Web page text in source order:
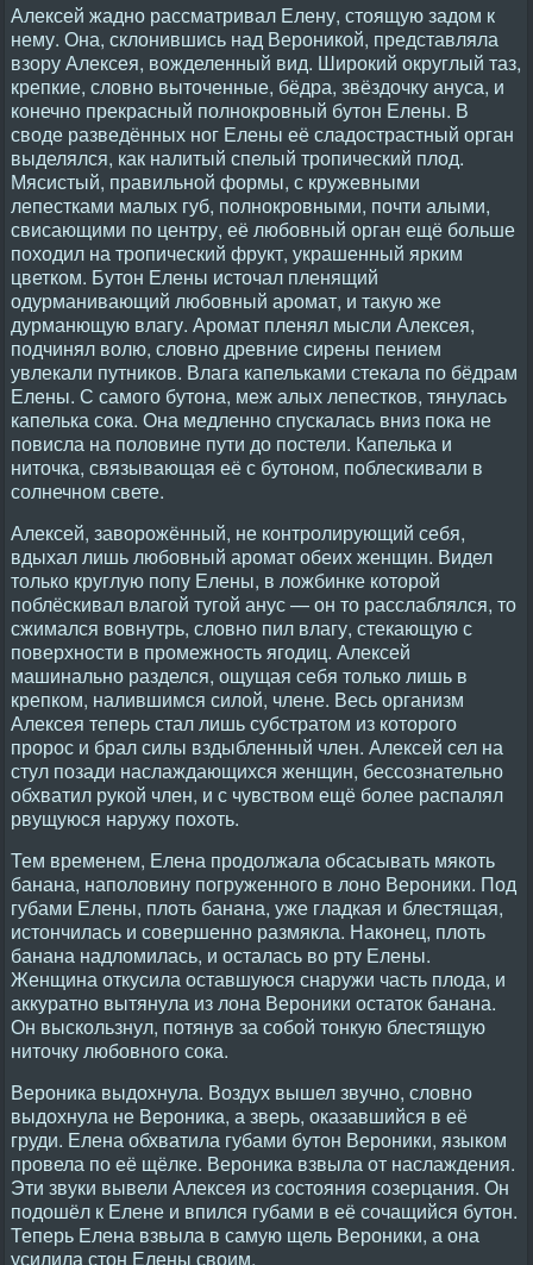
Алексей жадно рассматривал Елену, стоящую задом к
нему. Она, склонившись над Вероникой, представляла
взору Алексея, вожделенный вид. Широкий округлый таз,
крепкие, словно выточенные, бёдра, звёздочку ануса, и
конечно прекрасный полнокровный бутон Елены. В
своде разведённых ног Елены её сладострастный орган
выделялся, как налитый спелый тропический плод.
Мясистый, правильной формы, с кружевными
лепестками малых губ, полнокровными, почти алыми,
свисающими по центру, её любовный орган ещё больше
походил на тропический фрукт, украшенный ярким
цветком. Бутон Елены источал пленящий
одурманивающий любовный аромат, и такую же
дурманющую влагу. Аромат пленял мысли Алексея,
подчинял волю, словно древние сирены пением
увлекали путников. Влага капельками стекала по бёдрам
Елены. С самого бутона, меж алых лепестков, тянулась
капелька сока. Она медленно спускалась вниз пока не
повисла на половине пути до постели. Капелька и
ниточка, связывающая её с бутоном, поблескивали в
солнечном свете.
Алексей, заворожённый, не контролирующий себя,
вдыхал лишь любовный аромат обеих женщин. Видел
только круглую попу Елены, в ложбинке которой
поблёскивал влагой тугой анус — он то расслаблялся, то
сжимался вовнутрь, словно пил влагу, стекающую с
поверхности в промежность ягодиц. Алексей
машинально разделся, ощущая себя только лишь в
крепком, налившимся силой, члене. Весь организм
Алексея теперь стал лишь субстратом из которого
пророс и брал силы вздыбленный член. Алексей сел на
стул позади наслаждающихся женщин, бессознательно
обхватил рукой член, и с чувством ещё более распалял
рвущуюся наружу похоть.
Тем временем, Елена продолжала обсасывать мякоть
банана, наполовину погруженного в лоно Вероники. Под
губами Елены, плоть банана, уже гладкая и блестящая,
истончилась и совершенно размякла. Наконец, плоть
банана надломилась, и осталась во рту Елены.
Женщина откусила оставшуюся снаружи часть плода, и
аккуратно вытянула из лона Вероники остаток банана.
Он выскользнул, потянув за собой тонкую блестящую
ниточку любовного сока.
Вероника выдохнула. Воздух вышел звучно, словно
выдохнула не Вероника, а зверь, оказавшийся в её
груди. Елена обхватила губами бутон Вероники, языком
провела по её щёлке. Вероника взвыла от наслаждения.
Эти звуки вывели Алексея из состояния созерцания. Он
подошёл к Елене и впился губами в её сочащийся бутон.
Теперь Елена взвыла в самую щель Вероники, а она
усилила стон Елены своим.